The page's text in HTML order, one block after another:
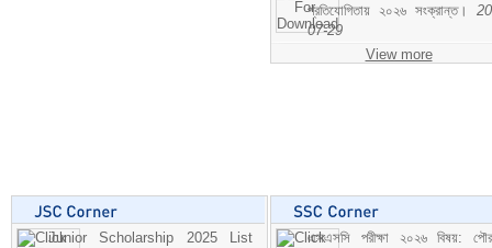
প্রতিযোগিতায় ২০২৬ সংক্রান্ত।
07-29
View more
Junior Scholarship 2025 List
এসএসসি পরীক্ষা ২০২৬ বিষয়: